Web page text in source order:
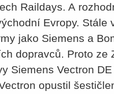
Raildays. A
Evropy.
jako Siemens a
dopravců. Proto ze
Siemens Vectron
opustil